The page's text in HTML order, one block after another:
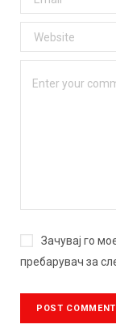
Зачувај го
пребарувач за